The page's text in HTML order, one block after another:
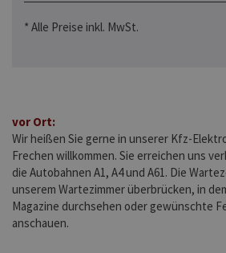
* Alle Preise inkl. MwSt.
vor Ort:
Wir heißen Sie gerne in unserer Kfz-
Frechen willkommen. Sie erreichen uns
die Autobahnen A1, A4 und A61. Die
unserem Wartezimmer überbrücken, in
Magazine durchsehen oder gewünschte
anschauen.